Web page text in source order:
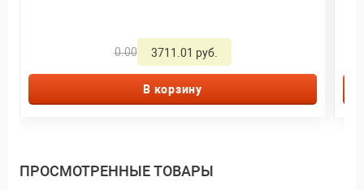
0.00 3711.01 руб.
В корзину
ПРОСМОТРЕННЫЕ ТОВАРЫ